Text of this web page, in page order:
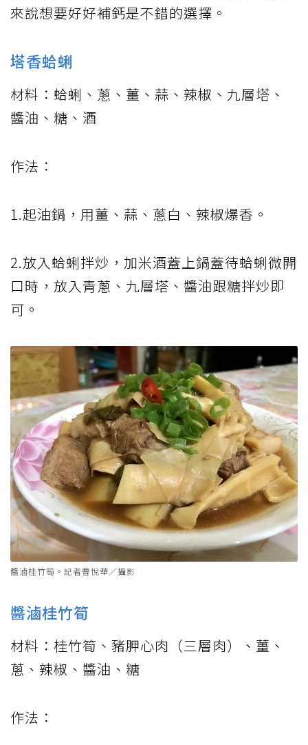
來說想要好好補鈣是不錯的選擇。
塔香蛤蜊
材料：蛤蜊、蔥、薑、蒜、辣椒、九層塔、
醬油、糖、酒
作法：
1.起油鍋，用薑、蒜、蔥白、辣椒爆香。
2.放入蛤蜊拌炒，加米酒蓋上鍋蓋待蛤蜊微開
口時，放入青蔥、九層塔、醬油跟糖拌炒即
可。
醬滷桂竹筍。記者曹悅華／攝影
醬滷桂竹筍
材料：桂竹筍、豬胛心肉（三層肉）、薑、
蔥、辣椒、醬油、糖
作法：